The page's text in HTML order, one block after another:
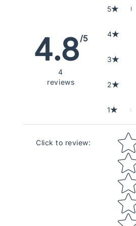
4.8/5
4
reviews
5
4
3
2
1
Click to review:
Star rating